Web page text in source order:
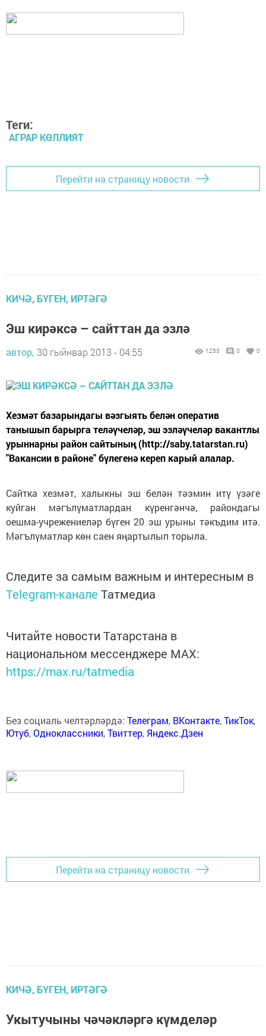
Теги:
АГРАР КӨЛЛИЯТ
Перейти на страницу новости
КИЧӘ, БҮГЕН, ИРТӘГӘ
Эш кирәксә – сайттан да эзлә
автор, 30 гыйнвар 2013 - 04:55 1253 0 0
Хезмәт базарындагы вәзгыять белән оператив
танышып барырга теләүчеләр, эш эзләүчеләр вакантлы
урыннарны район сайтының (http://saby.tatarstan.ru)
"Вакансии в районе" бүлегенә кереп карый алалар.
Сайтка хезмәт, халыкны эш белән тәэмин итү үзәге
куйган мәгълүматлардан күренгәнчә, райондагы
оешма-учрежениеләр бүген 20 эш урыны тәкъдим итә.
Мәгълүматлар көн саен яңартылып торыла.
Следите за самым важным и интересным в
Telegram-канале Татмедиа
Читайте новости Татарстана в
национальном мессенджере MАХ:
https://max.ru/tatmedia
Без социаль челтәрләрдә: Телеграм, ВКонтакте,ТикТок,
Ютуб,Одноклассники,Твиттер, Яндекс.Дзен
Перейти на страницу новости
КИЧӘ, БҮГЕН, ИРТӘГӘ
Укытучыны чәчәкләргә күмделәр